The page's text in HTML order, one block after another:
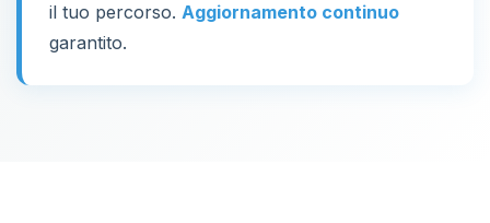
il tuo percorso. Aggiornamento continuo
garantito.